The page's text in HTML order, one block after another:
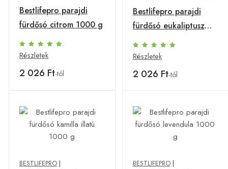
Bestlifepro parajdi
fürdősó citrom 1000 g
Részletek
2 026 Ft-tól
Bestlifepro parajdi
fürdősó eukaliptusz
1000 g
Részletek
2 026 Ft-tól
BESTLIFEPRO |
BESTLIFEPRO|